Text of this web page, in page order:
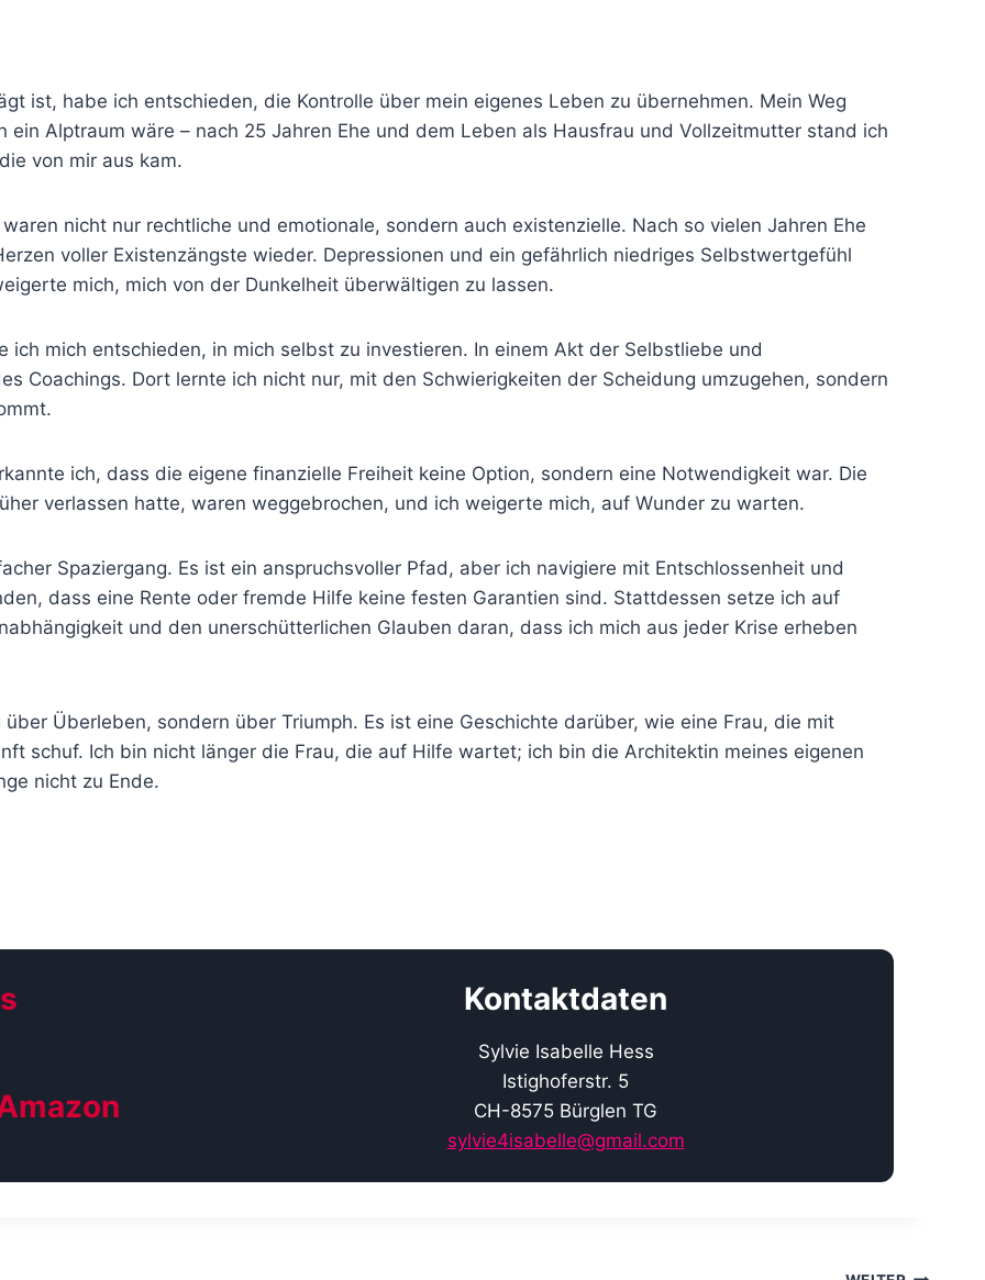
ist, habe ich entschieden, die Kontrolle über mein eigenes Leben zu übernehmen. Mein Weg
ein Alptraum wäre – nach 25 Jahren Ehe und dem Leben als Hausfrau und Vollzeitmutter stand ich
von mir aus kam.
nicht nur rechtliche und emotionale, sondern auch existenzielle. Nach so vielen Jahren Ehe
voller Existenzängste wieder. Depressionen und ein gefährlich niedriges Selbstwertgefühl
mich, mich von der Dunkelheit überwältigen zu lassen.
ich mich entschieden, in mich selbst zu investieren. In einem Akt der Selbstliebe und
Coachings. Dort lernte ich nicht nur, mit den Schwierigkeiten der Scheidung umzugehen, sondern
ich, dass die eigene finanzielle Freiheit keine Option, sondern eine Notwendigkeit war. Die
verlassen hatte, waren weggebrochen, und ich weigerte mich, auf Wunder zu warten.
Spaziergang. Es ist ein anspruchsvoller Pfad, aber ich navigiere mit Entschlossenheit und
dass eine Rente oder fremde Hilfe keine festen Garantien sind. Stattdessen setze ich auf
und den unerschütterlichen Glauben daran, dass ich mich aus jeder Krise erheben
Überleben, sondern über Triumph. Es ist eine Geschichte darüber, wie eine Frau, die mit
schuf. Ich bin nicht länger die Frau, die auf Hilfe wartet; ich bin die Architektin meines eigenen
nicht zu Ende.
Kontaktdaten
Sylvie Isabelle Hess
Istighoferstr. 5
CH-8575 Bürglen TG
sylvie4isabelle@gmail.com